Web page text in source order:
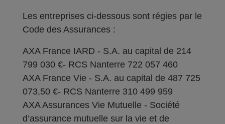
Les entreprises ci-dessous sont régies par le
Code des Assurances :
AXA France IARD - S.A. au capital de 214
799 030 €- RCS Nanterre 722 057 460
AXA France Vie - S.A. au capital de 487 725
073,50 €- RCS Nanterre 310 499 959
AXA Assurances Vie Mutuelle - Société
d’assurance mutuelle sur la vie et de